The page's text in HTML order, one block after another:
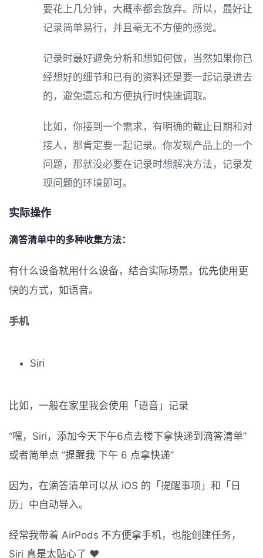
要花上几分钟，大概率都会放弃。所以，最好让
记录简单易行，并且毫无不方便的感觉。
记录时最好避免分析和想如何做，当然如果你已
经想好的细节和已有的资料还是要一起记录进去
的，避免遗忘和方便执行时快速调取。
比如，你接到一个需求，有明确的截止日期和对
接人，那肯定要一起记录。你发现产品上的一个
问题，那就没必要在记录时想解决方法，记录发
现问题的环境即可。
实际操作
滴答清单中的多种收集方法：
有什么设备就用什么设备，结合实际场景，优先使用更
快的方式，如语音。
手机
Siri
比如，一般在家里我会使用「语音」记录
“嘿，Siri，添加今天下午6点去楼下拿快递到滴答清单”
或者简单点 “提醒我 下午 6 点拿快递”
因为，在滴答清单可以从 iOS 的「提醒事项」和「日
历」中自动导入。
经常我带着 AirPods 不方便拿手机，也能创建任务，
Siri 真是太贴心了 ❤️